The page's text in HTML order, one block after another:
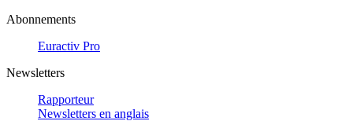
Abonnements
Euractiv Pro
Newsletters
Rapporteur
Newsletters en anglais